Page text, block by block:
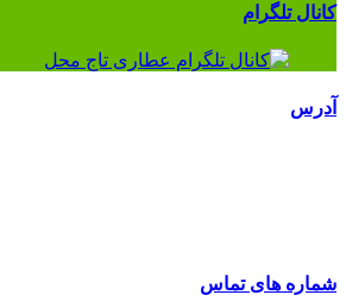
کانال تلگرام
آدرس
شماره های تماس